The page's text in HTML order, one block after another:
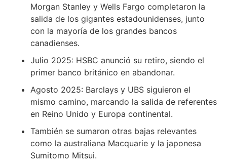
Morgan Stanley y Wells Fargo completaron la
salida de los gigantes estadounidenses, junto
con la mayoría de los grandes bancos
canadienses.
Julio 2025: HSBC anunció su retiro, siendo el
primer banco británico en abandonar.
Agosto 2025: Barclays y UBS siguieron el
mismo camino, marcando la salida de referentes
en Reino Unido y Europa continental.
También se sumaron otras bajas relevantes
como la australiana Macquarie y la japonesa
Sumitomo Mitsui.